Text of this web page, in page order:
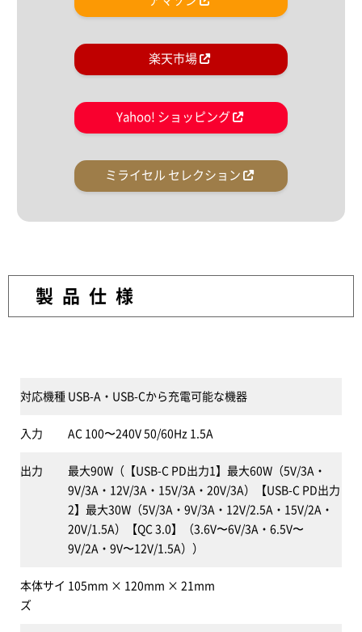
楽天市場
Yahoo! ショッピング
ミライセル セレクション
製品仕様
対応機種 USB-A・USB-Cから充電可能な機器
入力 AC 100〜240V 50/60Hz 1.5A
出力
最大90W（【USB-C PD出力1】最大60W（5V/3A・
9V/3A・12V/3A・15V/3A・20V/3A）【USB-C PD出力
2】最大30W（5V/3A・9V/3A・12V/2.5A・15V/2A・
20V/1.5A）【QC 3.0】（3.6V〜6V/3A・6.5V〜
9V/2A・9V〜12V/1.5A））
本体サイ
ズ
105mm × 120mm × 21mm